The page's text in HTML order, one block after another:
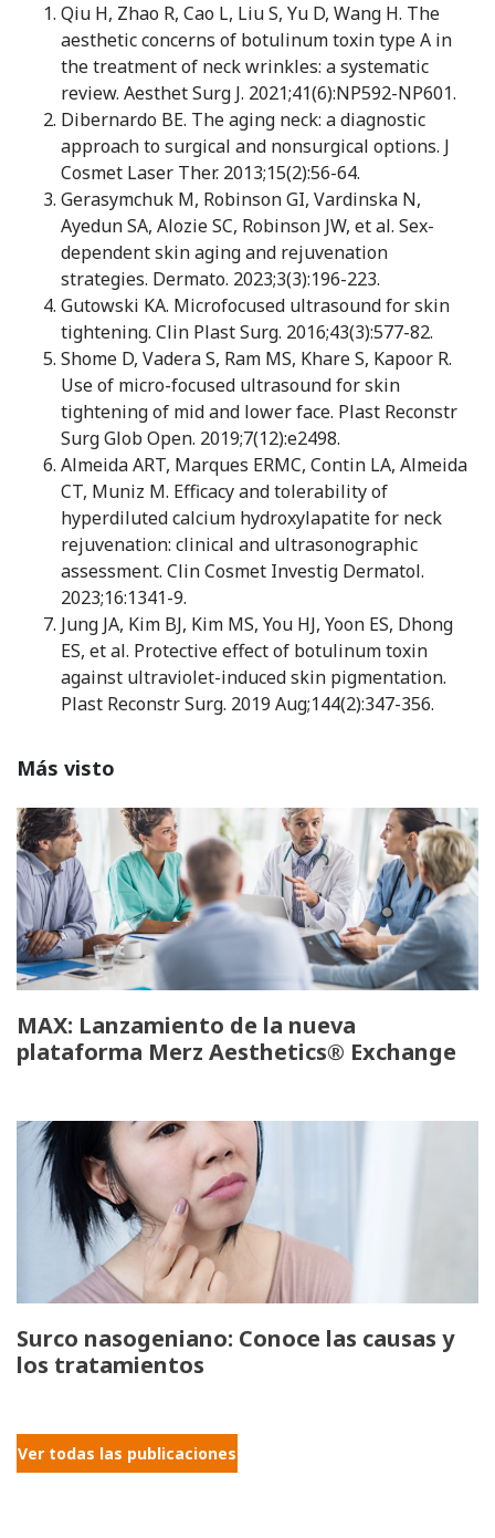
Qiu H, Zhao R, Cao L, Liu S, Yu D, Wang H. The
aesthetic concerns of botulinum toxin type A in
the treatment of neck wrinkles: a systematic
review. Aesthet Surg J. 2021;41(6):NP592-NP601.
Dibernardo BE. The aging neck: a diagnostic
approach to surgical and nonsurgical options. J
Cosmet Laser Ther. 2013;15(2):56-64.
Gerasymchuk M, Robinson GI, Vardinska N,
Ayedun SA, Alozie SC, Robinson JW, et al. Sex-
dependent skin aging and rejuvenation
strategies. Dermato. 2023;3(3):196-223.
Gutowski KA. Microfocused ultrasound for skin
tightening. Clin Plast Surg. 2016;43(3):577-82.
Shome D, Vadera S, Ram MS, Khare S, Kapoor R.
Use of micro-focused ultrasound for skin
tightening of mid and lower face. Plast Reconstr
Surg Glob Open. 2019;7(12):e2498.
Almeida ART, Marques ERMC, Contin LA, Almeida
CT, Muniz M. Efficacy and tolerability of
hyperdiluted calcium hydroxylapatite for neck
rejuvenation: clinical and ultrasonographic
assessment. Clin Cosmet Investig Dermatol.
2023;16:1341-9.
Jung JA, Kim BJ, Kim MS, You HJ, Yoon ES, Dhong
ES, et al. Protective effect of botulinum toxin
against ultraviolet-induced skin pigmentation.
Plast Reconstr Surg. 2019 Aug;144(2):347-356.
Más visto
MAX: Lanzamiento de la nueva
plataforma Merz Aesthetics® Exchange
Surco nasogeniano: Conoce las causas y
los tratamientos
Ver todas las publicaciones